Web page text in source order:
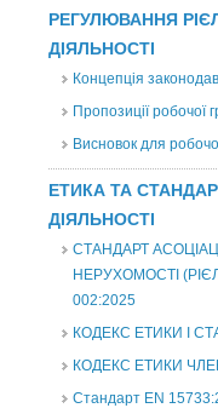
РЕГУЛЮВАННЯ
ДІЯЛЬНОСТІ
Концепція
Пропозиції робочої
Висновок для
ЕТИКА ТА
ДІЯЛЬНОСТІ
СТАНДАРТ
НЕРУХОМОСТІ
002:2025
КОДЕКС ЕТИКИ І
КОДЕКС ЕТИКИ
Стандарт EN